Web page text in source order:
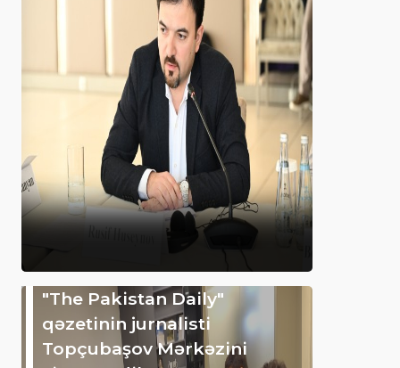
"The Pakistan Daily"
qəzetinin jurnalisti
Topçubaşov Mərkəzini